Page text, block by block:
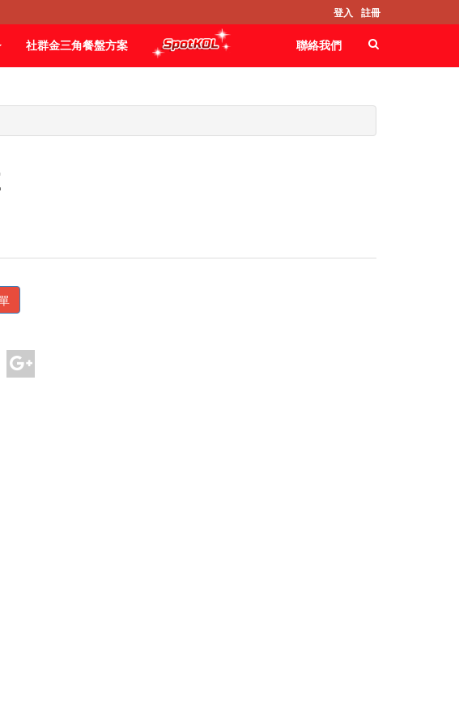
登入 註冊
社群金三角餐盤方案 聯絡我們